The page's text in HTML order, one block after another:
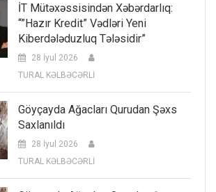
İT Mütəxəssisindən Xəbərdarlıq:
“”Hazır Kredit” Vədləri Yeni
Kiberdələduzluq Tələsidir”
28 İyul 2026
TURAL KƏLBƏCƏRLİ
Göyçayda Ağacları Qurudan Şəxs
Saxlanıldı
28 İyul 2026
TURAL KƏLBƏCƏRLİ